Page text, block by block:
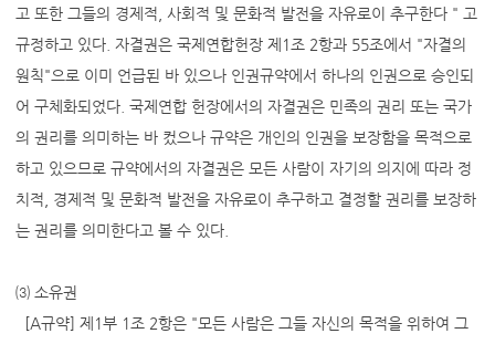
고 또한 그들의 경제적, 사회적 및 문화적 발전을 자유로이 추구한다 " 고
규정하고 있다. 자결권은 국제연합헌장 제1조 2항과 55조에서 "자결의
원칙"으로 이미 언급된 바 있으나 인권규약에서 하나의 인권으로 승인되
어 구체화되었다. 국제연합 헌장에서의 자결권은 민족의 권리 또는 국가
의 권리를 의미하는 바 컸으나 규약은 개인의 인권을 보장함을 목적으로
하고 있으므로 규약에서의 자결권은 모든 사람이 자기의 의지에 따라 정
치적, 경제적 및 문화적 발전을 자유로이 추구하고 결정할 권리를 보장하
는 권리를 의미한다고 볼 수 있다.
⑶ 소유권
[A규약] 제1부 1조 2항은 "모든 사람은 그들 자신의 목적을 위하여 그